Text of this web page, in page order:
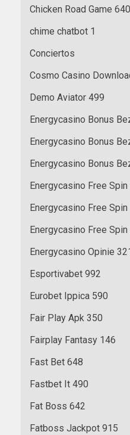
Chicken Road Game 640
chime chatbot 1
Conciertos
Cosmo Casino
Demo Aviator 499
Energycasino Bonus
Energycasino Bonus
Energycasino Bonus
Energycasino Free Spin
Energycasino Free Spin
Energycasino Free Spin
Energycasino Opinie
Esportivabet 992
Eurobet Ippica 590
Fair Play Apk 350
Fairplay Fantasy 146
Fast Bet 648
Fastbet It 490
Fat Boss 642
Fatboss Jackpot 915